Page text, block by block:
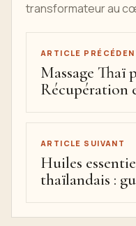
transformateur au
ARTICLE
Massage Thaï
Récupération
ARTICLE SUIVANT
Huiles
thaïlandais :